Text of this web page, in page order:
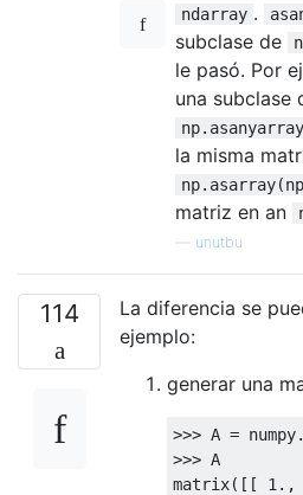
ndarray .
subclase de
le pasó. Por
una subclase
la misma
matriz en an
unutbu
114
La diferencia se
ejemplo:
generar una
>>> A = numpy.
>>> A
matrix([[ 1. ,